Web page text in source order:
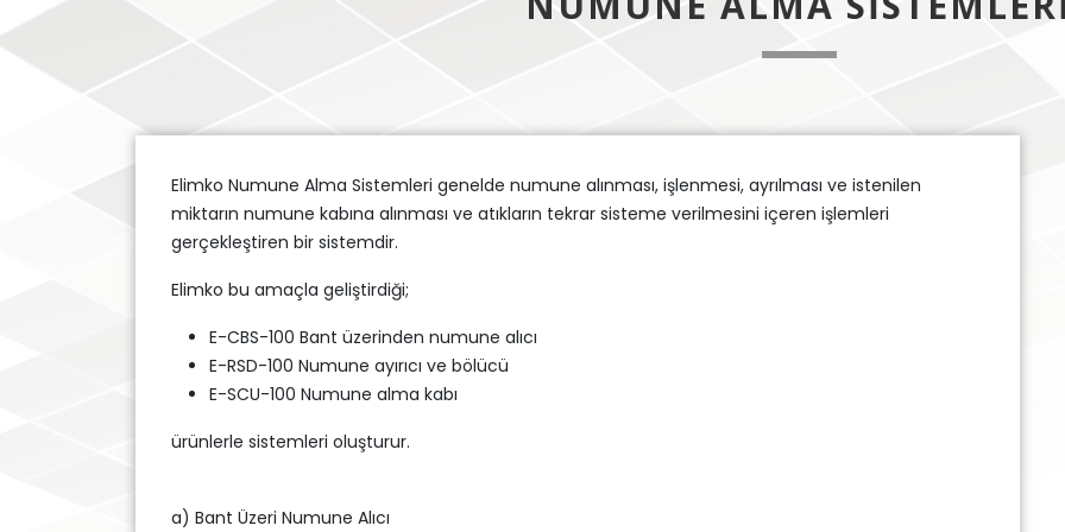
Elimko Numune Alma Sistemleri genelde numune alınması, işlenmesi, ayrılması ve istenilen
miktarın numune kabına alınması ve atıkların tekrar sisteme verilmesini içeren işlemleri
gerçekleştiren bir sistemdir.
Elimko bu amaçla geliştirdiği;
E-CBS-100 Bant üzerinden numune alıcı
E-RSD-100 Numune ayırıcı ve bölücü
E-SCU-100 Numune alma kabı
ürünlerle sistemleri oluşturur.
a) Bant Üzeri Numune Alıcı